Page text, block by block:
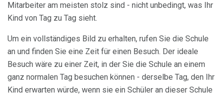
Mitarbeiter am meisten stolz sind - nicht unbedingt, was Ihr
Kind von Tag zu Tag sieht.
Um ein vollständiges Bild zu erhalten, rufen Sie die Schule
an und finden Sie eine Zeit für einen Besuch. Der ideale
Besuch wäre zu einer Zeit, in der Sie die Schule an einem
ganz normalen Tag besuchen können - derselbe Tag, den Ihr
Kind erwarten würde, wenn sie ein Schüler an dieser Schule